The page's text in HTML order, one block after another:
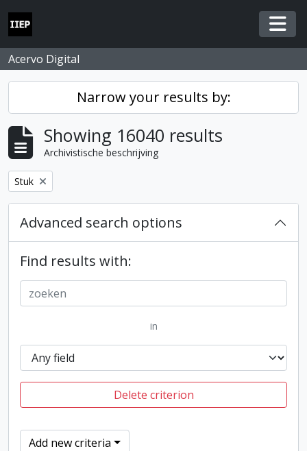
Skip to main content
Acervo Digital
Narrow your results by:
Showing 16040 results
Archivistische beschrijving
Remove filter:
Stuk
Advanced search options
Find results with:
in
Delete criterion
Add new criteria